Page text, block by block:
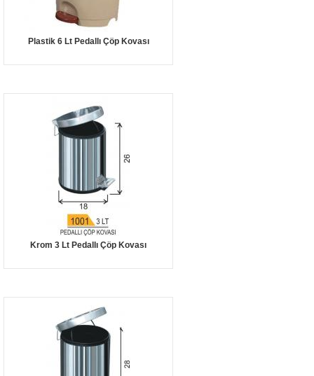
Plastik 6 Lt Pedallı Çöp Kovası
Krom 3 Lt Pedallı Çöp Kovası